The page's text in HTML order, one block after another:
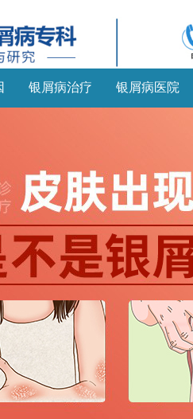
银屑病治疗 银屑病医院